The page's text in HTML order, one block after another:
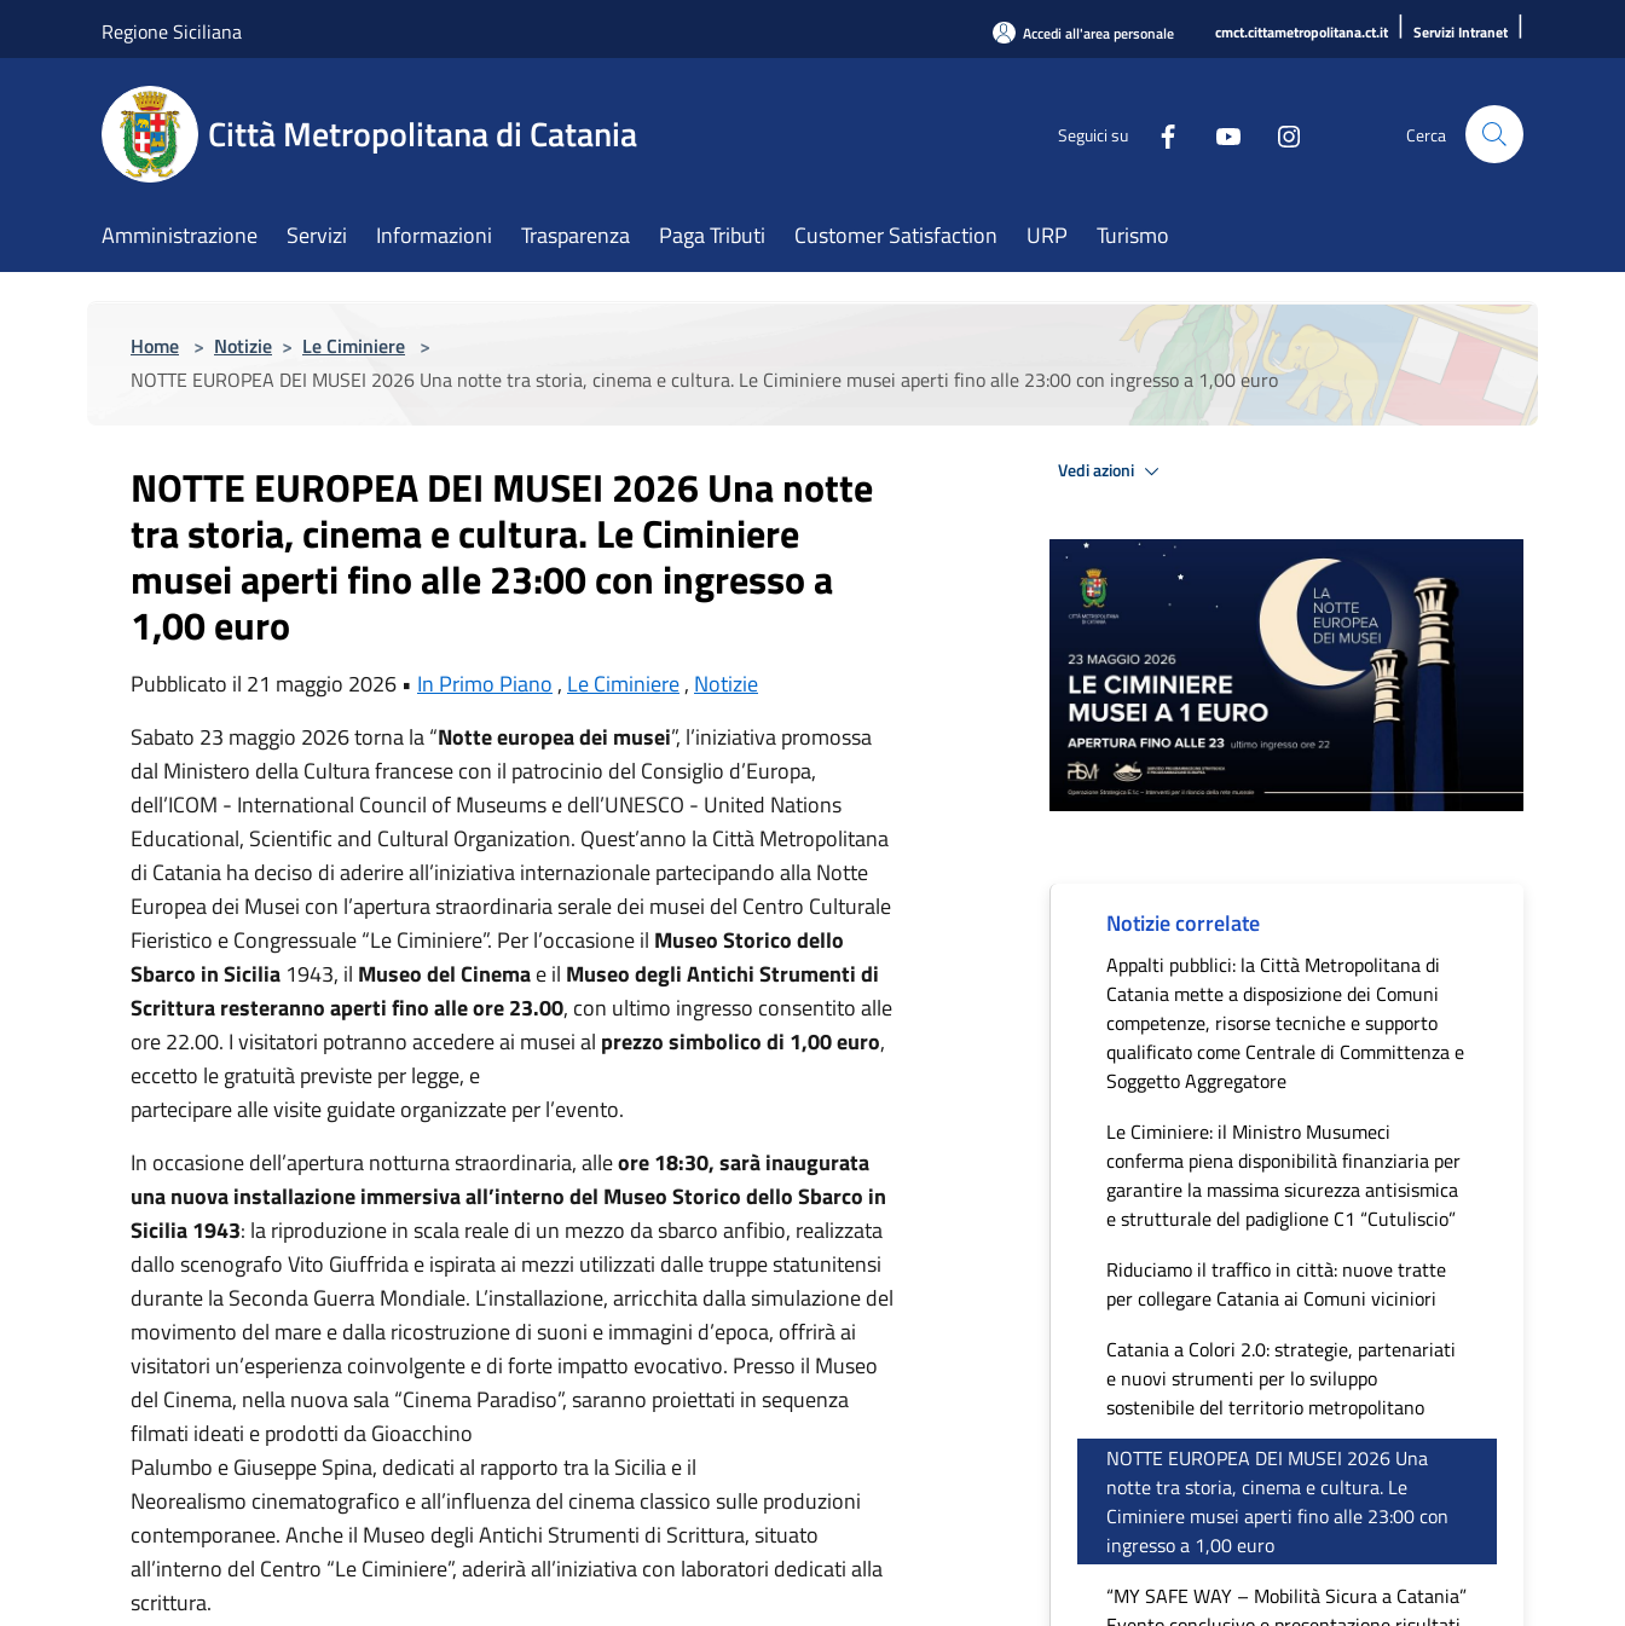
Regione Siciliana Accedi all'area personale cmct.cittametropolitana.ct.it | Servizi Intranet |
Città Metropolitana di Catania Seguici su Cerca
Amministrazione Servizi Informazioni Trasparenza Paga Tributi Customer Satisfaction URP Turismo
Home > Notizie > Le Ciminiere >
NOTTE EUROPEA DEI MUSEI 2026 Una notte tra storia, cinema e cultura. Le Ciminiere musei aperti fino alle 23:00 con ingresso a 1,00 euro
NOTTE EUROPEA DEI MUSEI 2026 Una notte
tra storia, cinema e cultura. Le Ciminiere
musei aperti fino alle 23:00 con ingresso a
1,00 euro
Pubblicato il 21 maggio 2026 • In Primo Piano , Le Ciminiere, Notizie
Sabato 23 maggio 2026 torna la “Notte europea dei musei”, l’iniziativa promossa
dal Ministero della Cultura francese con il patrocinio del Consiglio d’Europa,
dell’ICOM - International Council of Museums e dell’UNESCO - United Nations
Educational, Scientific and Cultural Organization. Quest’anno la Città Metropolitana
di Catania ha deciso di aderire all’iniziativa internazionale partecipando alla Notte
Europea dei Musei con l’apertura straordinaria serale dei musei del Centro Culturale
Fieristico e Congressuale “Le Ciminiere”. Per l’occasione il Museo Storico dello
Sbarco in Sicilia 1943, il Museo del Cinemae il Museo degli Antichi Strumenti di
Scritturaresteranno aperti fino alle ore 23.00, con ultimo ingresso consentito alle
ore 22.00. I visitatori potranno accedere ai musei al prezzo simbolico di 1,00 euro,
eccetto le gratuità previste per legge, e
partecipare alle visite guidate organizzate per l’evento.
In occasione dell’apertura notturna straordinaria, alleore 18:30, sarà inaugurata
una nuova installazione immersiva all’interno del Museo Storico dello Sbarco in
Sicilia 1943: la riproduzione in scala reale di un mezzo da sbarco anfibio, realizzata
dallo scenografo Vito Giuffrida e ispirata ai mezzi utilizzati dalle truppe statunitensi
durante la Seconda Guerra Mondiale. L’installazione, arricchita dalla simulazione del
movimento del mare e dalla ricostruzione di suoni e immagini d’epoca, offrirà ai
visitatori un’esperienza coinvolgente e di forte impatto evocativo. Presso il Museo
del Cinema, nella nuova sala “Cinema Paradiso”, saranno proiettati in sequenza
filmati ideati e prodotti da Gioacchino
Palumbo e Giuseppe Spina, dedicati al rapporto tra la Sicilia e il
Neorealismo cinematografico e all’influenza del cinema classico sulle produzioni
contemporanee. Anche il Museo degli Antichi Strumenti di Scrittura, situato
all’interno del Centro “Le Ciminiere”, aderirà all’iniziativa con laboratori dedicati alla
scrittura.
Vedi azioni
Notizie correlate
Appalti pubblici: la Città Metropolitana di
Catania mette a disposizione dei Comuni
competenze, risorse tecniche e supporto
qualificato come Centrale di Committenza e
Soggetto Aggregatore
Le Ciminiere: il Ministro Musumeci
conferma piena disponibilità finanziaria per
garantire la massima sicurezza antisismica
e strutturale del padiglione C1 “Cutuliscio”
Riduciamo il traffico in città: nuove tratte
per collegare Catania ai Comuni viciniori
Catania a Colori 2.0: strategie, partenariati
e nuovi strumenti per lo sviluppo
sostenibile del territorio metropolitano
NOTTE EUROPEA DEI MUSEI 2026 Una
notte tra storia, cinema e cultura. Le
Ciminiere musei aperti fino alle 23:00 con
ingresso a 1,00 euro
“MY SAFE WAY – Mobilità Sicura a Catania”